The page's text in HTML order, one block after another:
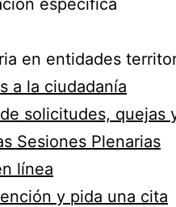
específica
en entidades
a la ciudadanía
solicitudes, quejas
Sesiones Plenarias
línea
y pida una cita